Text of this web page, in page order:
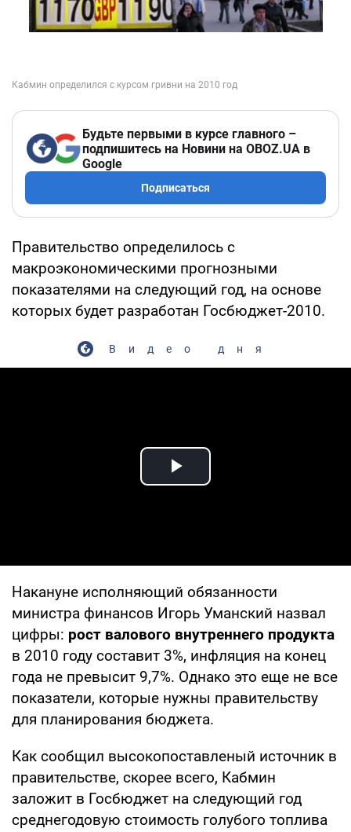
Будьте первыми в курсе главного –
подпишитесь на Новини на OBOZ.UA в
Google
Подписаться
Правительство определилось с
макроэкономическими прогнозными
показателями на следующий год, на основе
которых будет разработан Госбюджет-2010.
Видео дня
Play Video
Накануне исполняющий обязанности
министра финансов Игорь Уманский назвал
цифры: рост валового внутреннего продукта
в 2010 году составит 3%, инфляция на конец
года не превысит 9,7%. Однако это еще не все
показатели, которые нужны правительству
для планирования бюджета.
Как сообщил высокопоставленый источник в
правительстве, скорее всего, Кабмин
заложит в Госбюджет на следующий год
среднегодовую стоимость голубого топлива